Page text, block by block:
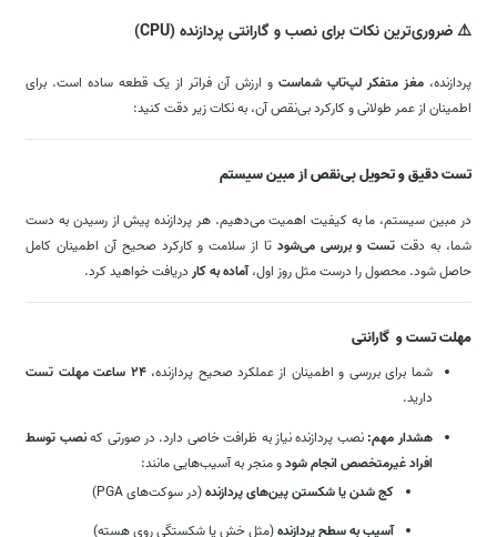
⚠️ ضروری‌ترین نکات برای نصب و گارانتی پردازنده (CPU)
پردازنده،مغز متفکر لپ‌تاپ شماست و ارزش آن فراتر از یک قطعه ساده است. برای
اطمینان از عمر طولانی و کارکرد بی‌نقص آن، به نکات زیر دقت کنید:
تست دقیق و تحویل بی‌نقص از مبین سیستم
در مبین سیستم، ما به کیفیت اهمیت می‌دهیم. هر پردازنده پیش از رسیدن به دست
شما، به دقت تست و بررسی می‌شود تا از سلامت و کارکرد صحیح آن اطمینان کامل
حاصل شود. محصول را درست مثل روز اول،آماده به کار دریافت خواهید کرد.
مهلت تست و گارانتی
شما برای بررسی و اطمینان از عملکرد صحیح پردازنده،۲۴ ساعت مهلت تست
دارید.
هشدار مهم: نصب پردازنده نیاز به ظرافت خاصی دارد. در صورتی کهنصب توسط
افراد غیرمتخصص انجام شودو منجر به آسیب‌هایی مانند:
کج شدن یا شکستن پین‌های پردازنده(در سوکت‌های PGA)
آسیب به سطح پردازنده(مثل خش یا شکستگی روی هسته)